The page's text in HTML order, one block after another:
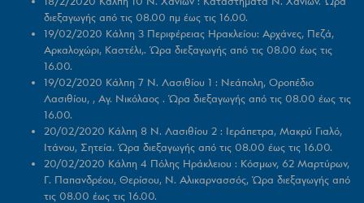
διεξαγωγής από τις 08.00 πμ έως τις 16.00.
19/02/2020 Κάλπη 3 Περιφέρειας Ηρακλείου: Αρχάνες, Πεζά,
Αρκαλοχώρι, Καστέλι,. Ώρα διεξαγωγής από τις 08.00 έως τις
16.00.
19/02/2020 Κάλπη 7 Ν. Λασιθίου 1 : Νεάπολη, Οροπέδιο
Λασιθίου, , Αγ. Νικόλαος . Ώρα διεξαγωγής από τις 08.00 έως τις
16.00.
20/02/2020 Κάλπη 8 Ν. Λασιθίου 2 : Ιεράπετρα, Μακρύ Γιαλό,
Ιτάνου, Σητεία. Ώρα διεξαγωγής από τις 08.00 έως τις 16.00.
20/02/2020 Κάλπη 4 Πόλης Ηράκλειου : Κόσμων, 62 Μαρτύρων,
Γ. Παπανδρέου, Θερίσου, Ν. Αλικαρνασσός, Ώρα διεξαγωγής από
τις 08.00 έως τις 16.00.